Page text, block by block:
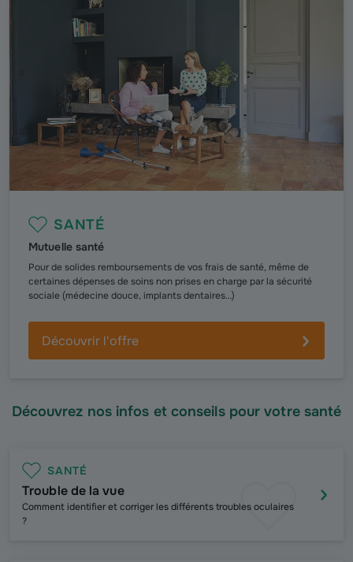
SANTÉ
Mutuelle santé
Pour de solides remboursements de vos frais de santé, même de
certaines dépenses de soins non prises en charge par la sécurité
sociale (médecine douce, implants dentaires…)
Découvrir l'offre
Découvrez nos infos et conseils pour votre santé
SANTÉ
Trouble de la vue
Comment identifier et corriger les différents troubles oculaires
?